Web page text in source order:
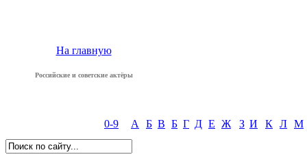
На главную
Российские и советские актёры
0-9 А Б В Б Г Д Е Ж З И К Л М